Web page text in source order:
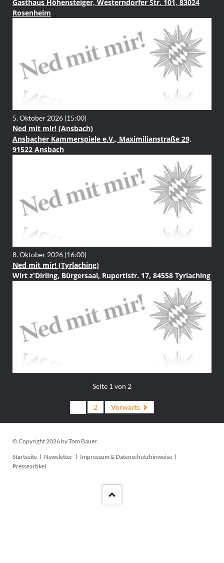
Gasthaus Höhensteiger, Westerndorfer Str. 101, 83024
Rosenheim
5. Oktober 2026 (15:00)
Ned mit mir! (Ansbach)
Ansbacher Kammerspiele e.V., Maximilianstraße 29,
91522 Ansbach
8. Oktober 2026 (16:00)
Ned mit mir! (Tyrlaching)
Wirt z'Dirling, Bürgersaal, Rupertistr. 17, 84558 Tyrlaching
Seite 1 von 2
2 Vorwärts
© Copyright 2026 by Tom Bauer.
Navigation
überspringen
Startseite Newsletter
Impressum & Datenschutzhinweise
Presseartikel